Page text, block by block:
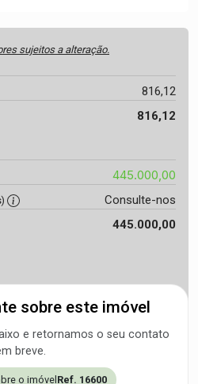
sujeitos a alteração.
816,12
816,12
445.000,00
Consulte-nos
445.000,00
sobre este imóvel
e retornamos o seu contato
breve.
o imóvel Ref. 16600